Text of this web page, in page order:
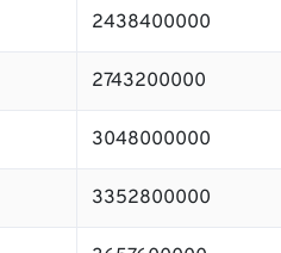
2438400000
2743200000
3048000000
3352800000